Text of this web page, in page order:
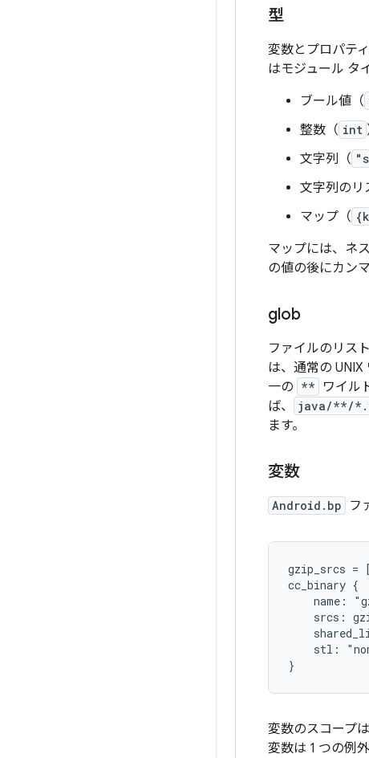
型
変数とプロパテ
はモジュール タ
ブール値（
整数（ int
文字列（
文字列のリ
マップ（
マップには、ネ
の値の後にカン
glob
ファイルのリス
は、通常の UNIX
一の **
ワイル
ば、
java/**/
ます。
変数
Android.bp フ
gzip_srcs
cc_binary {
name:
srcs:
stl:
変数のスコープ
変数は 1 つの例